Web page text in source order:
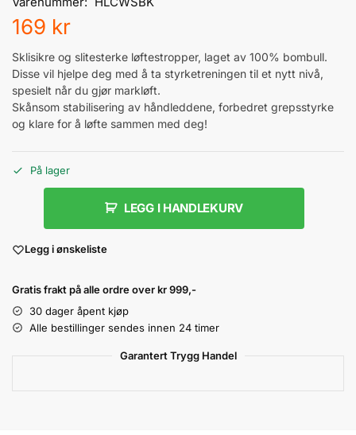
169 kr
Sklisikre og slitesterke løftestropper, laget av 100% bombull.
Disse vil hjelpe deg med å ta styrketreningen til et nytt nivå,
spesielt når du gjør markløft.
Skånsom stabilisering av håndleddene, forbedret grepsstyrke
og klare for å løfte sammen med deg!
På lager
LEGG I HANDLEKURV
Legg i ønskeliste
Gratis frakt på alle ordre over kr 999,-
30 dager åpent kjøp
Alle bestillinger sendes innen 24 timer
Garantert Trygg Handel